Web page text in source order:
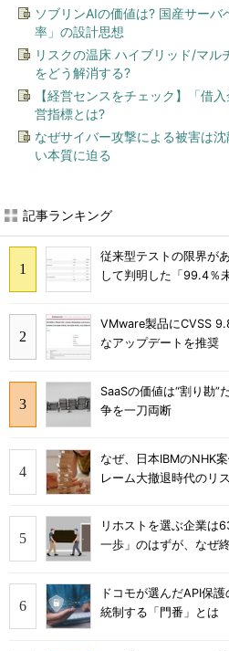
ソブリンAIの価値は? 国産サー
率」の設計思想
リスクの温床 ハイブリッド/マル
をどう解消する?
【経営センスをチェック】「借
営指標とは?
なぜサイバー攻撃による被害は
い本質に迫る
記事ランキング
従来型テストの限界が
して判明した「99.4％
VMware製品にCVSS
なアップデートを推奨
SaaSの価値は“割り勘
争を一刀両断
なぜ、日本IBMのNHK
レーム大撤退時代のリ
リホストを選ぶ企業
一歩」のはずが、なぜ
ドコモが選んだAPI保
統制する「門番」とは